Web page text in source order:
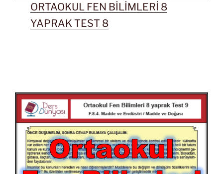
ORTAOKUL FEN BİLİMLERİ 8
YAPRAK TEST 8